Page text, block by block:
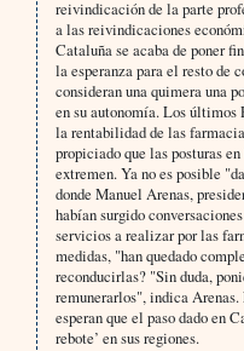
reivindicación de la parte
a las reivindicaciones
Cataluña se acaba de poner
la esperanza para el resto de
consideran una quimera una
en su autonomía. Los últimos
la rentabilidad de las
propiciado que las posturas
extremen. Ya no es posible
donde Manuel Arenas,
habían surgido
servicios a realizar por las
medidas, "han quedado
reconducirlas? "Sin duda,
remunerarlos", indica
esperan que el paso dado en
rebote’ en sus regiones.